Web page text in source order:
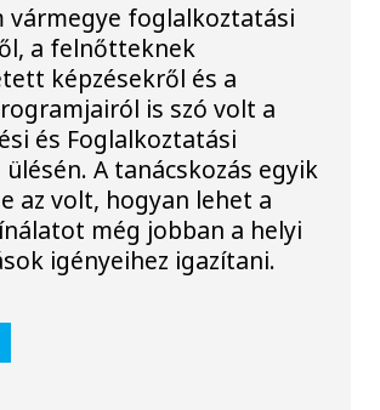
vármegye foglalkoztatási
a felnőtteknek
képzésekről és a
is szó volt a
és Foglalkoztatási
A tanácskozás egyik
az volt, hogyan lehet a
még jobban a helyi
igényeihez igazítani.